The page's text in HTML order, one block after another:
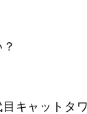
キャットタ